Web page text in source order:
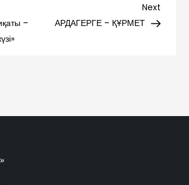
–
Next
Post
Next
АРДАГЕРГЕ – ҚҰРМЕТ